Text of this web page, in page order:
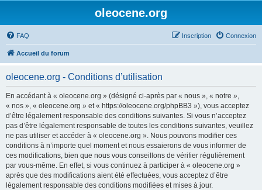
oleocene.org
FAQ Connexion
Inscription
Accueil du forum
oleocene.org - Conditions d’utilisation
En accédant à « oleocene.org » (désigné ci-après par « nous », « notre »,
« nos », « oleocene.org » et « https://oleocene.org/phpBB3 »), vous acceptez
d’être légalement responsable des conditions suivantes. Si vous n’acceptez
pas d’être légalement responsable de toutes les conditions suivantes, veuillez
ne pas utiliser et accéder à « oleocene.org ». Nous pouvons modifier ces
conditions à n’importe quel moment et nous essaierons de vous informer de
ces modifications, bien que nous vous conseillons de vérifier régulièrement
par vous-même. En effet, si vous continuez à participer à « oleocene.org »
après que des modifications aient été effectuées, vous acceptez d’être
légalement responsable des conditions modifiées et mises à jour.